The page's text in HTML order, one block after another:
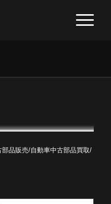
品販売/自動車中古部品買取/